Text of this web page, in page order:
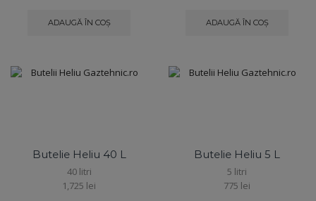
ADAUGĂ ÎN COȘ ADAUGĂ ÎN COȘ
Butelie Heliu 40 L
40 litri
1,725 lei
Butelie Heliu 5 L
5 litri
775 lei